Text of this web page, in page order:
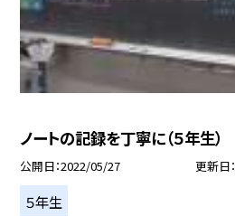
ノートの記録を丁寧に（５年生）
公開日 2022/05/27 更新日
５年生